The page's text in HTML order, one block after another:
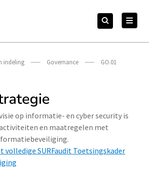
– by SURF
Zoeken
naar:Zoeken
indeling Governance
GO.01
op informatie- en cyber security is
en maatregelen met
volledige SURFaudit Toetsingskader